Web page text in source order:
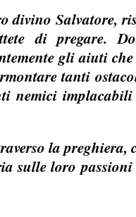
divino Salvatore,
di pregare.
gli aiuti
tanti
nemici
la preghiera,
sulle loro passioni